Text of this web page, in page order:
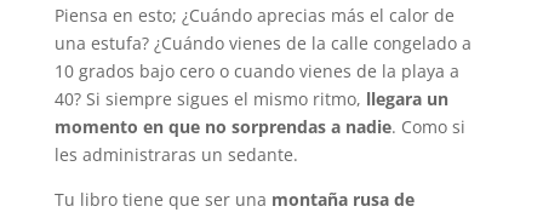
Piensa en esto; ¿Cuándo aprecias más el calor de
una estufa? ¿Cuándo vienes de la calle congelado a
10 grados bajo cero o cuando vienes de la playa a
40? Si siempre sigues el mismo ritmo, llegara un
momento en que no sorprendas a nadie. Como si
les administraras un sedante.
Tu libro tiene que ser una montaña rusa de